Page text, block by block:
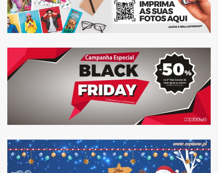
BLACKFRIDAY: DESCONTO
50% NA 2ª TELA CANVAS
O ESPÍRITO DE NATAL JÁ